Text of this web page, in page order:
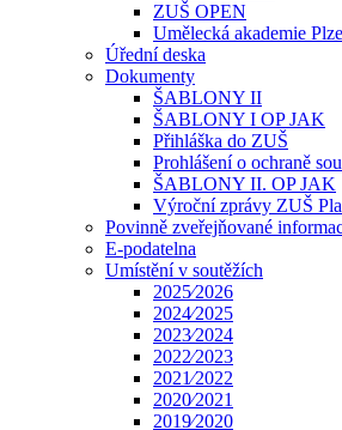
ZUŠ OPEN
Umělecká akademie
Úřední deska
Dokumenty
ŠABLONY II
ŠABLONY I OP JAK
Přihláška do ZUŠ
Prohlášení o ochraně
ŠABLONY II. OP JAK
Výroční zprávy ZUŠ
Povinně zveřejňované
E-podatelna
Umístění v soutěžích
2025⁄2026
2024⁄2025
2023⁄2024
2022⁄2023
2021⁄2022
2020⁄2021
2019⁄2020